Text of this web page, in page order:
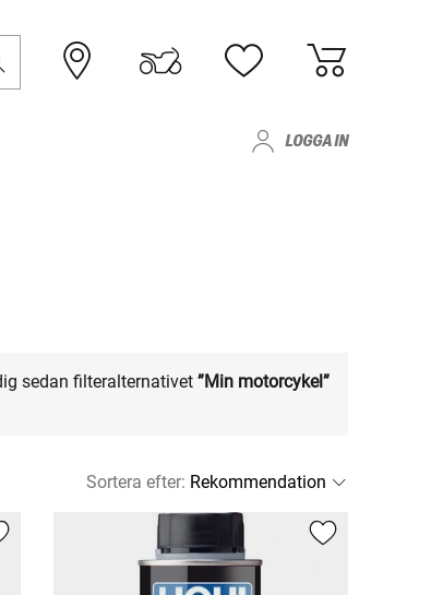
LOGGA IN
sedan filteralternativet ”Min motorcykel”
Sortera efter: